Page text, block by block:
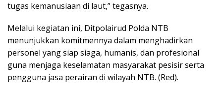
tugas kemanusiaan di laut,” tegasnya.
Melalui kegiatan ini, Ditpolairud Polda NTB
menunjukkan komitmennya dalam menghadirkan
personel yang siap siaga, humanis, dan profesional
guna menjaga keselamatan masyarakat pesisir serta
pengguna jasa perairan di wilayah NTB. (Red).